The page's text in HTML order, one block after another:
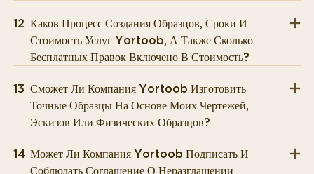
12 Каков Процесс Создания Образцов, Сроки И
Стоимость Услуг Yortoob, А Также Сколько
Бесплатных Правок Включено В Стоимость?
13 Сможет Ли Компания Yortoob Изготовить
Точные Образцы На Основе Моих Чертежей,
Эскизов Или Физических Образцов?
14 Может Ли Компания Yortoob Подписать И
Соблюдать Соглашение О Неразглашении